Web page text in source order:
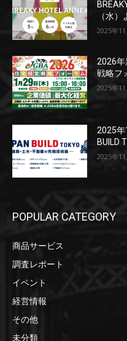
（水
2025年11
2026年
戦略フ
2025年11
2025
BUILD
2025年11
POPULAR CATEGORY
商品サービス
調査レポート
イベント
経営情報
その他
未分類